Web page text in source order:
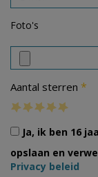
Foto's
Aantal sterren *
Ja, ik ben 16
opslaan en
Privacy beleid